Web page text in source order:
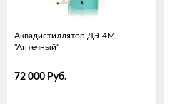
Аквадистиллятор ДЭ-4М
"Аптечный"
72 000 Руб.